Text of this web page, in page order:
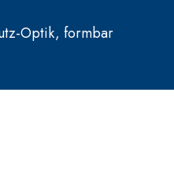
Optik, formbar